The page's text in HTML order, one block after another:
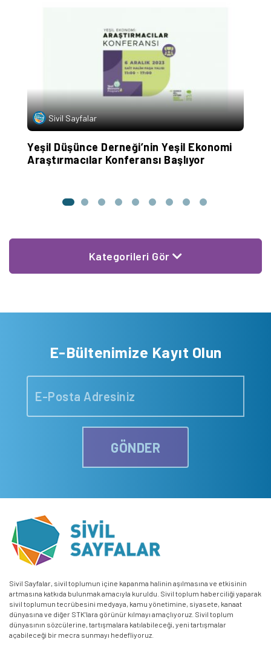
Sivil Sayfalar
Yeşil Düşünce Derneği’nin Yeşil Ekonomi
Araştırmacılar Konferansı Başlıyor
Kategorileri Gör
E-Bültenimize Kayıt Olun
GÖNDER
Sivil Sayfalar, sivil toplumun içine kapanma halinin aşılmasına ve etkisinin
artmasına katkıda bulunmak amacıyla kuruldu. Sivil toplum haberciliği yaparak
sivil toplumun tecrübesini medyaya, kamu yönetimine, siyasete, kanaat
dünyasına ve diğer STK’lara görünür kılmayı amaçlıyoruz. Sivil toplum
dünyasının sözcülerine, tartışmalara katılabileceği, yeni tartışmalar
açabileceği bir mecra sunmayı hedefliyoruz.